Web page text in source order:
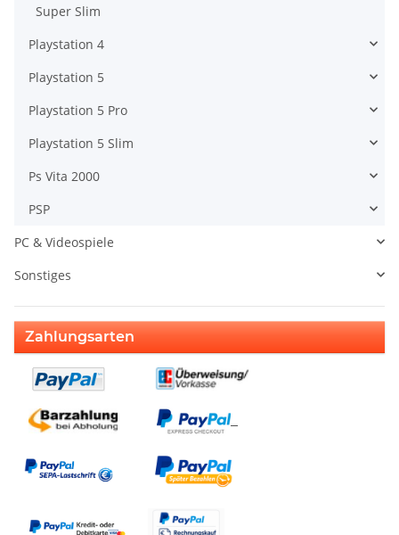
Super Slim
Playstation 4
Playstation 5
Playstation 5 Pro
Playstation 5 Slim
Ps Vita 2000
PSP
PC & Videospiele
Sonstiges
Zahlungsarten